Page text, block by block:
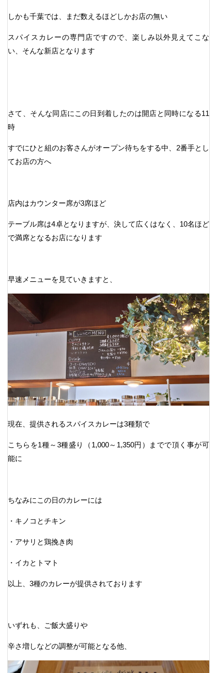
しかも千葉では、まだ数えるほどしかお店の無い
スパイスカレーの専門店ですので、楽しみ以外見えてこな
い、そんな新店となります
さて、そんな同店にこの日到着したのは開店と同時になる11
時
すでにひと組のお客さんがオープン待ちをする中、2番手とし
てお店の方へ
店内はカウンター席が3席ほど
テーブル席は4卓となりますが、決して広くはなく、10名ほど
で満席となるお店になります
早速メニューを見ていきますと、
現在、提供されるスパイスカレーは3種類で
こちらを1種～3種盛り（1,000～1,350円）までで頂く事が可
能に
ちなみにこの日のカレーには
・キノコとチキン
・アサリと鶏挽き肉
・イカとトマト
以上、3種のカレーが提供されております
いずれも、ご飯大盛りや
辛さ増しなどの調整が可能となる他、